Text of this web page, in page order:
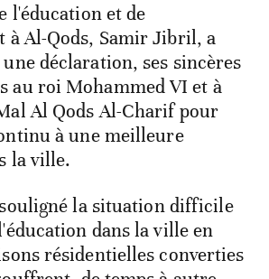
l'éducation et de
à Al-Qods, Samir Jibril, a
déclaration, ses sincères
au roi Mohammed VI et à
Al Qods Al-Charif pour
à une meilleure
la ville.
la situation difficile
dans la ville en
résidentielles converties